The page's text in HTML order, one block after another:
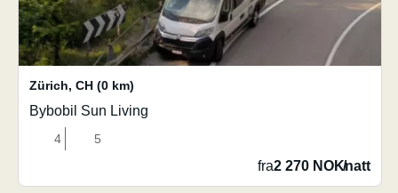
Zürich, CH (0 km)
Bybobil Sun Living
4 5
fra2 270 NOK/natt